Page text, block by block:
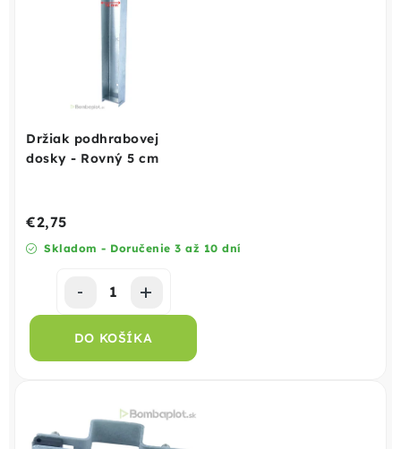
Držiak podhrabovej
dosky - Rovný 5 cm
Skladom - Doručenie 3 až 10 dní
€2,75
DO KOŠÍKA